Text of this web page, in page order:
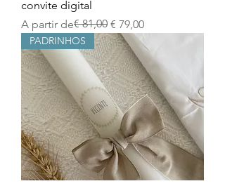
convite digital
A partir de
Preço normal€ 81,00 € 79,00
Preço promocional
PADRINHOS